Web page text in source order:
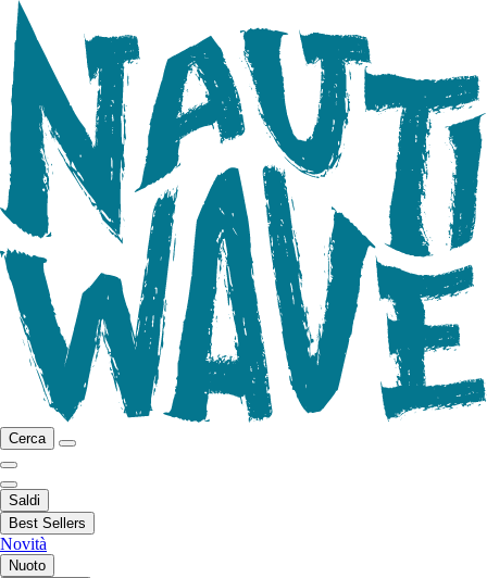
Cerca
Saldi
Best Sellers
Novità
Nuoto